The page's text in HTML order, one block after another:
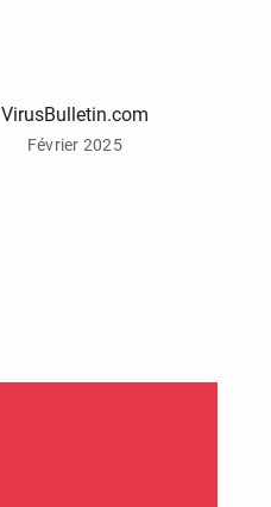
VirusBulletin.com
Février 2025